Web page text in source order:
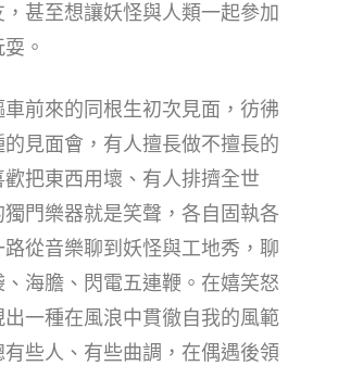
甚至想讓妖怪與人類一起參加
。
前來的同根生初次見面，彷彿
見面會，有人擅長做不擅長的
把東西用壞、有人排擠全世
門樂器就是笑聲，各自固執各
路從音樂聊到妖怪與工地秀，聊
、海膽、閃電五連鞭。在嬉笑怒
出一種在風浪中貫徹自我的風範
些人、有些曲調，在偶遇後領